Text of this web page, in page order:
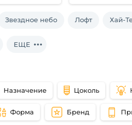
Звездное небо Лофт Хай-
ЕЩЕ
Назначение Цоколь
Форма Бренд